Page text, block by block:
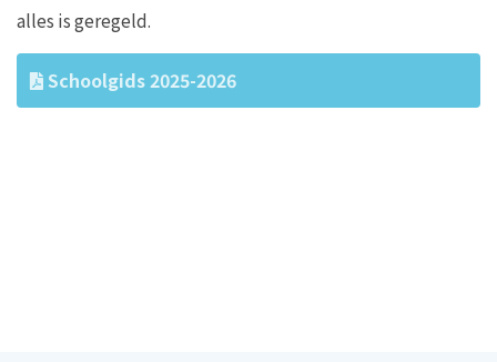
alles is geregeld.
Schoolgids 2025-2026